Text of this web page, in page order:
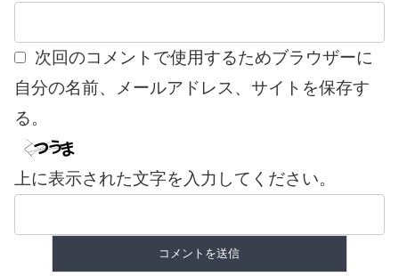
次回のコメントで使用するためブラウザーに
自分の名前、メールアドレス、サイトを保存す
る。
上に表示された文字を入力してください。